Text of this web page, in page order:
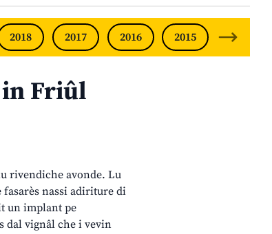
2018 2017 2016 2015 2014
in Friûl
rivendiche avonde. Lu
fasarès nassi adiriture di
un implant pe
dal vignâl che i vevin